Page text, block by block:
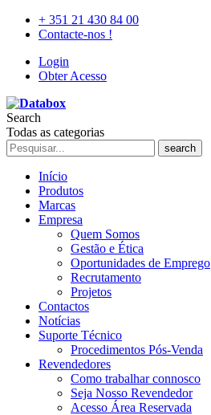
+ 351 21 430 84 00
Contacte-nos !
Login
Obter Acesso
Search
Todas as categorias
search
Início
Produtos
Marcas
Empresa
Quem Somos
Gestão e Ética
Oportunidades de Emprego
Recrutamento
Projetos
Contactos
Notícias
Suporte Técnico
Procedimentos Pós-Venda
Revendedores
Como trabalhar connosco
Seja Nosso Revendedor
Acesso Área Reservada